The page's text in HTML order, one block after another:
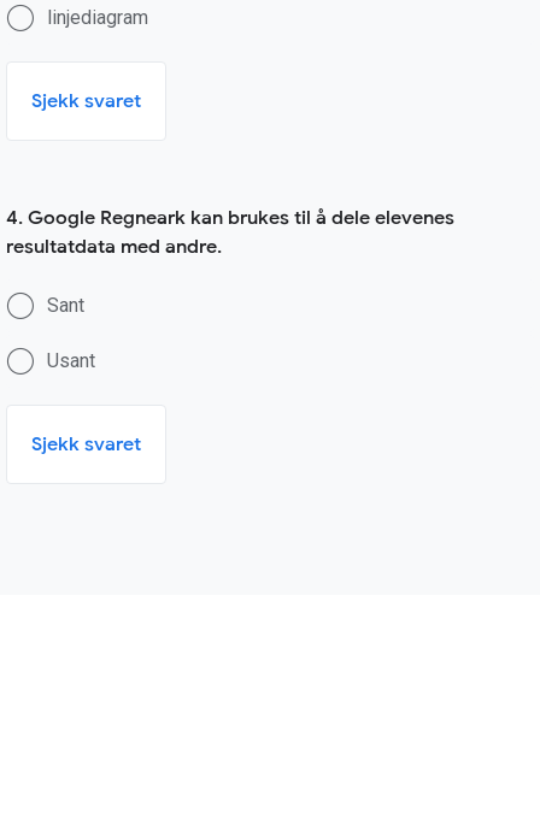
linjediagram
Sjekk svaret
4. Google Regneark kan brukes til å dele elevenes
resultatdata med andre.
Sant
Usant
Sjekk svaret